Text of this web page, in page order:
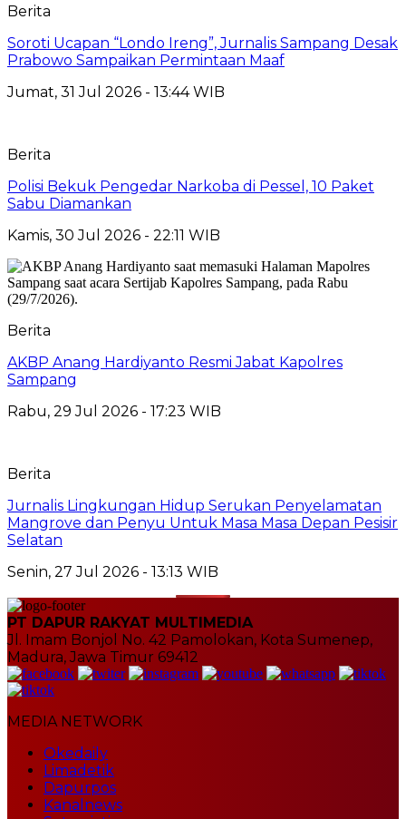
Berita
Soroti Ucapan “Londo Ireng”, Jurnalis Sampang Desak
Prabowo Sampaikan Permintaan Maaf
Jumat, 31 Jul 2026 - 13:44 WIB
Berita
Polisi Bekuk Pengedar Narkoba di Pessel, 10 Paket
Sabu Diamankan
Kamis, 30 Jul 2026 - 22:11 WIB
Berita
AKBP Anang Hardiyanto Resmi Jabat Kapolres
Sampang
Rabu, 29 Jul 2026 - 17:23 WIB
Berita
Jurnalis Lingkungan Hidup Serukan Penyelamatan
Mangrove dan Penyu Untuk Masa Masa Depan Pesisir
Selatan
Senin, 27 Jul 2026 - 13:13 WIB
PT DAPUR RAKYAT MULTIMEDIA
Jl. Imam Bonjol No. 42 Pamolokan, Kota Sumenep,
Madura, Jawa Timur 69412
MEDIA NETWORK
Okedaily
Limadetik
Dapurpos
Kanalnews